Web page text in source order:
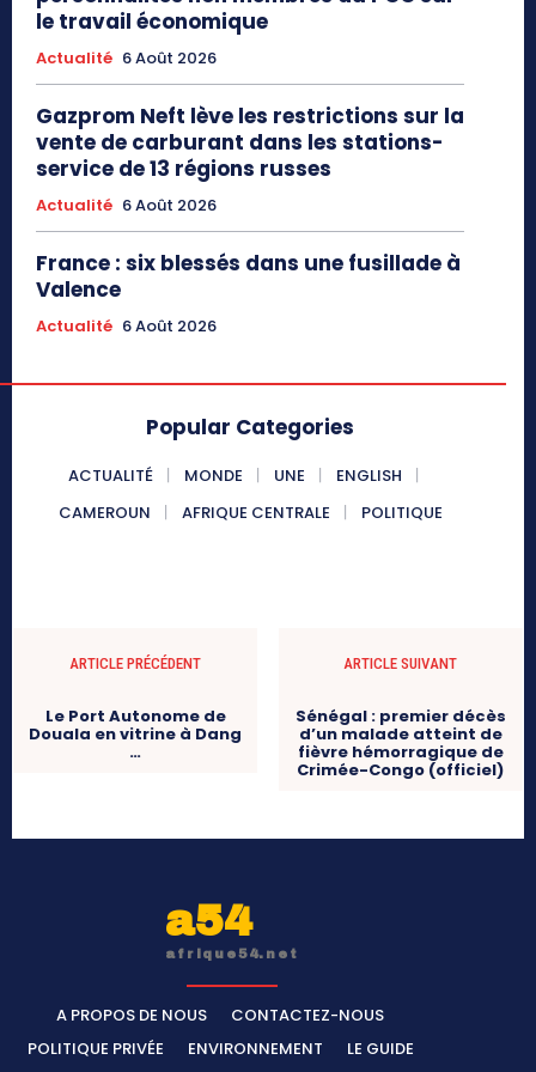
le travail économique
Actualité 6 Août 2026
Gazprom Neft lève les restrictions sur la
vente de carburant dans les stations-
service de 13 régions russes
Actualité 6 Août 2026
France : six blessés dans une fusillade à
Valence
Actualité 6 Août 2026
Popular Categories
ACTUALITÉ MONDE UNE
ENGLISH
CAMEROUN
AFRIQUE CENTRALE POLITIQUE
ARTICLE PRÉCÉDENT
Le Port Autonome de
Douala en vitrine à Dang
…
ARTICLE SUIVANT
Sénégal : premier décès
d’un malade atteint de
fièvre hémorragique de
Crimée-Congo (officiel)
a54
afrique54.net
A PROPOS DE NOUS
CONTACTEZ-NOUS
POLITIQUE PRIVÉE
ENVIRONNEMENT
LE GUIDE